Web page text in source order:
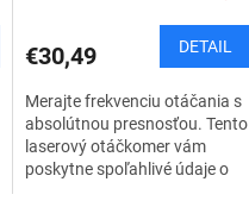
€30,49 DETAIL
Merajte frekvenciu otáčania s
absolútnou presnosťou. Tento
laserový otáčkomer vám
poskytne spoľahlivé údaje o